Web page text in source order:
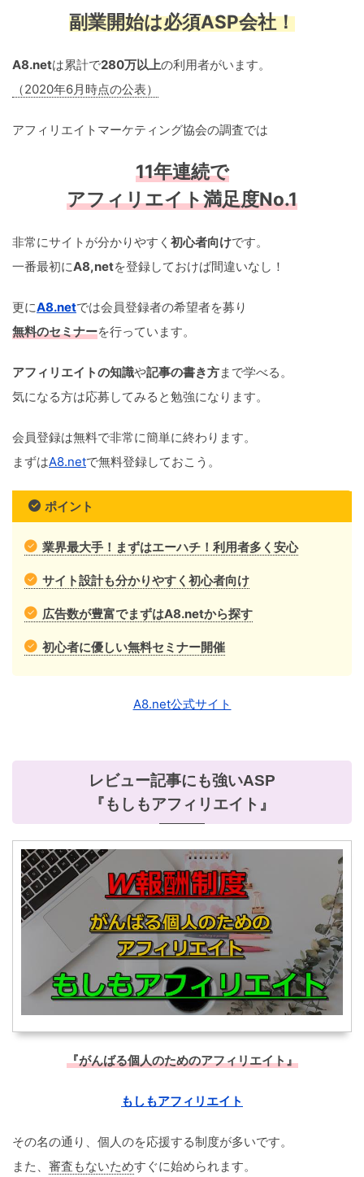
副業開始は必須ASP会社！
A8.netは累計で280万以上の利用者がいます。
（2020年6月時点の公表）
アフィリエイトマーケティング協会の調査では
11年連続で
アフィリエイト満足度No.1
非常にサイトが分かりやすく 初心者向けです。
一番最初にA8,netを登録しておけば間違いなし！
更にA8.netでは会員登録者の希望者を募り
無料のセミナーを行っています。
アフィリエイトの知識や記事の書き方まで学べる。
気になる方は応募してみると勉強になります。
会員登録は無料で非常に簡単に終わります。
まずはA8.netで無料登録しておこう。
ポイント
業界最大手！まずはエーハチ！利用者多く安心
サイト設計も分かりやすく初心者向け
広告数が豊富でまずはA8.netから探す
初心者に優しい無料セミナー開催
A8.net公式サイト
レビュー記事にも強いASP
『もしもアフィリエイト』
『がんばる個人のためのアフィリエイト』
もしもアフィリエイト
その名の通り、個人のを応援する制度が多いです。
また、 審査もないためすぐに始められます。